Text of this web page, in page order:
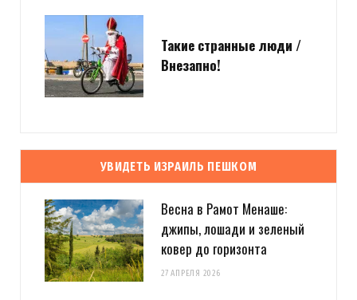
Такие странные люди /
Внезапно!
УВИДЕТЬ ИЗРАИЛЬ ПЕШКОМ
Весна в Рамот Менаше:
джипы, лошади и зеленый
ковер до горизонта
27 АПРЕЛЯ 2026